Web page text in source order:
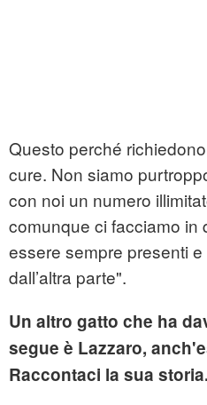
Questo perché
cure. Non siamo
con noi un numero
comunque ci facciamo in
essere sempre presenti
dall’altra parte".
Un altro gatto che ha
segue è Lazzaro,
Raccontaci la sua storia.